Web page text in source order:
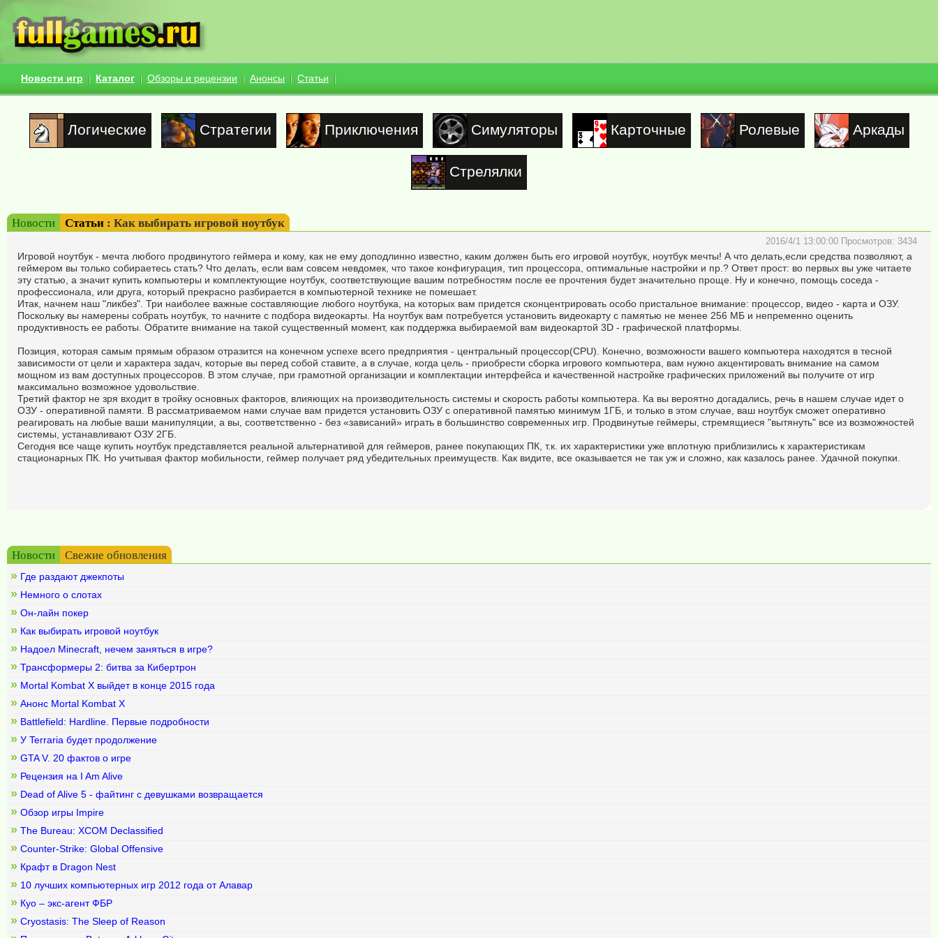
Новости игр Каталог Обзоры и рецензии Анонсы Статьи
Логические Стратегии Приключения Симуляторы Карточные Ролевые Аркады
Стрелялки
Новости Статьи : Как выбирать игровой ноутбук
2016/4/1 13:00:00 Просмотров: 3434
Игровой ноутбук - мечта любого продвинутого геймера и кому, как не ему доподлинно известно, каким должен быть его игровой ноутбук, ноутбук мечты! А что делать,если средства позволяют, а
геймером вы только собираетесь стать? Что делать, если вам совсем невдомек, что такое конфигурация, тип процессора, оптимальные настройки и пр.? Ответ прост: во первых вы уже читаете
эту статью, а значит купить компьютеры и комплектующие ноутбук, соответствующие вашим потребностям после ее прочтения будет значительно проще. Ну и конечно, помощь соседа -
профессионала, или друга, который прекрасно разбирается в компьютерной технике не помешает.
Итак, начнем наш "ликбез". Три наиболее важные составляющие любого ноутбука, на которых вам придется сконцентрировать особо пристальное внимание: процессор, видео - карта и ОЗУ.
Поскольку вы намерены собрать ноутбук, то начните с подбора видеокарты. На ноутбук вам потребуется установить видеокарту с памятью не менее 256 МБ и непременно оценить
продуктивность ее работы. Обратите внимание на такой существенный момент, как поддержка выбираемой вам видеокартой 3D - графической платформы.
Позиция, которая самым прямым образом отразится на конечном успехе всего предприятия - центральный процессор(CPU). Конечно, возможности вашего компьютера находятся в тесной
зависимости от цели и характера задач, которые вы перед собой ставите, а в случае, когда цель - приобрести сборка игрового компьютера, вам нужно акцентировать внимание на самом
мощном из вам доступных процессоров. В этом случае, при грамотной организации и комплектации интерфейса и качественной настройке графических приложений вы получите от игр
максимально возможное удовольствие.
Третий фактор не зря входит в тройку основных факторов, влияющих на производительность системы и скорость работы компьютера. Ка вы вероятно догадались, речь в нашем случае идет о
ОЗУ - оперативной памяти. В рассматриваемом нами случае вам придется установить ОЗУ с оперативной памятью минимум 1ГБ, и только в этом случае, ваш ноутбук сможет оперативно
реагировать на любые ваши манипуляции, а вы, соответственно - без «зависаний» играть в большинство современных игр. Продвинутые геймеры, стремящиеся "вытянуть" все из возможностей
системы, устанавливают ОЗУ 2ГБ.
Сегодня все чаще купить ноутбук представляется реальной альтернативой для геймеров, ранее покупающих ПК, т.к. их характеристики уже вплотную приблизились к характеристикам
стационарных ПК. Но учитывая фактор мобильности, геймер получает ряд убедительных преимуществ. Как видите, все оказывается не так уж и сложно, как казалось ранее. Удачной покупки.
Новости
Свежие обновления
» Где раздают джекпоты
» Немного о слотах
» Он-лайн покер
» Как выбирать игровой ноутбук
» Надоел Minecraft, нечем заняться в игре?
» Трансформеры 2: битва за Кибертрон
» Mortal Kombat X выйдет в конце 2015 года
» Анонс Mortal Kombat X
» Battlefield: Hardline. Первые подробности
» У Terraria будет продолжение
» GTA V. 20 фактов о игре
» Рецензия на I Am Alive
» Dead of Alive 5 - файтинг с девушками возвращается
» Обзор игры Impire
» The Bureau: XCOM Declassified
» Counter-Strike: Global Offensive
» Крафт в Dragon Nest
» 10 лучших компьютерных игр 2012 года от Алавар
» Куо – экс-агент ФБР
» Cryostasis: The Sleep of Reason